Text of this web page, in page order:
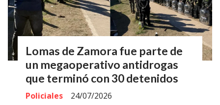
Lomas de Zamora fue parte de
un megaoperativo antidrogas
que terminó con 30 detenidos
Policiales
24/07/2026